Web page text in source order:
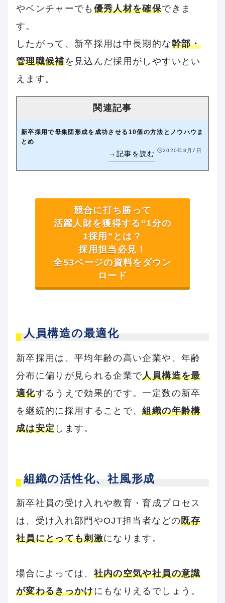
やベンチャーでも 優秀人材を確保できま
す。
したがって、新卒採用は中長期的な幹部・
管理職候補を見込んだ採用がしやすいとい
えます。
新卒採用で母集団形成を成功させる10個の方法とノウハウま
とめ
🕒️2020年8月7日
競合に打ち勝って
活躍人財を獲得する“1分の
1採用”とは？
採用担当必見！
全53ページの資料をダウン
ロード
人員構造の最適化
新卒採用は、平均年齢の高い企業や、年齢
分布に偏りが見られる企業で人員構造を最
適化するうえで効果的です。一定数の新卒
を継続的に採用することで、組織の年齢構
成は安定 します。
組織の活性化、社風形成
新卒社員の受け入れや教育・育成プロセス
は、受け入れ部門やOJT担当者などの既存
社員にとっても刺激になります。
場合によっては、 社内の空気や社員の意識
が変わるきっかけにもなりえるでしょう。